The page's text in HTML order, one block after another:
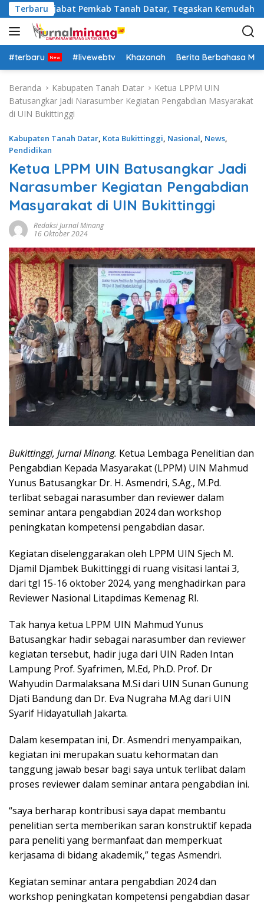
a
g
u
Terbaru
Pejabat Pemkab Tanah Datar, Tegaskan Kemudahan
#terbaru #livewebtv Khazanah Berita Berbahasa
Beranda Kabupaten Tanah Datar
Ketua LPPM UIN
Batusangkar Jadi Narasumber Kegiatan Pengabdian Masyarakat
di UIN Bukittinggi
Kabupaten Tanah Datar, Kota Bukittinggi, Nasional, News,
Pendidikan
Ketua LPPM UIN Batusangkar Jadi
Narasumber Kegiatan Pengabdian
Masyarakat di UIN Bukittinggi
Redaksi Jurnal Minang
16 Oktober 2024
Bukittinggi, Jurnal Minang. Ketua Lembaga Penelitian dan
Pengabdian Kepada Masyarakat (LPPM) UIN Mahmud
Yunus Batusangkar Dr. H. Asmendri, S.Ag., M.Pd.
terlibat sebagai narasumber dan reviewer dalam
seminar antara pengabdian 2024 dan workshop
peningkatan kompetensi pengabdian dasar.
Kegiatan diselenggarakan oleh LPPM UIN Sjech M.
Djamil Djambek Bukittinggi di ruang visitasi lantai 3,
dari tgl 15-16 oktober 2024, yang menghadirkan para
Reviewer Nasional Litapdimas Kemenag RI.
Tak hanya ketua LPPM UIN Mahmud Yunus
Batusangkar hadir sebagai narasumber dan reviewer
kegiatan tersebut, hadir juga dari UIN Raden Intan
Lampung Prof. Syafrimen, M.Ed, Ph.D. Prof. Dr
Wahyudin Darmalaksana M.Si dari UIN Sunan Gunung
Djati Bandung dan Dr. Eva Nugraha M.Ag dari UIN
Syarif Hidayatullah Jakarta.
Dalam kesempatan ini, Dr. Asmendri menyampaikan,
kegiatan ini merupakan suatu kehormatan dan
tanggung jawab besar bagi saya untuk terlibat dalam
proses reviewer dalam seminar antara pengabdian ini.
“saya berharap kontribusi saya dapat membantu
penelitian serta memberikan saran konstruktif kepada
para peneliti yang bermanfaat dan memperkuat
kerjasama di bidang akademik,” tegas Asmendri.
Kegiatan seminar antara pengabdian 2024 dan
workshop peningkatan kompetensi pengabdian dasar